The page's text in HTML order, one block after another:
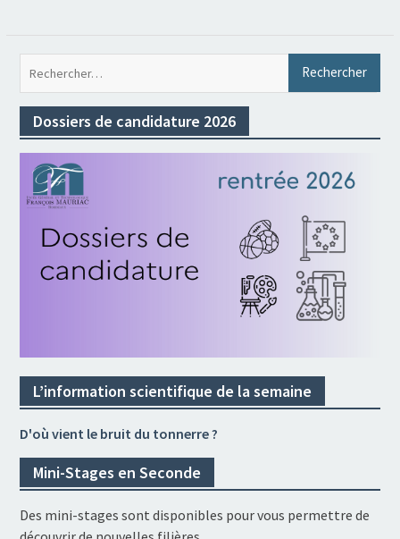
Dossiers de candidature 2026
L’information scientifique de la semaine
D'où vient le bruit du tonnerre ?
Mini-Stages en Seconde
Des mini-stages sont disponibles pour vous permettre de